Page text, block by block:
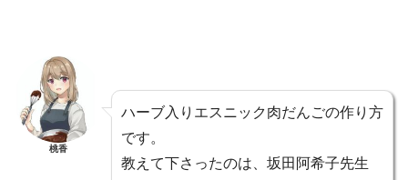
桃香
ハーブ入りエスニック肉だんごの作り方
です。
教えて下さったのは、坂田阿希子先生